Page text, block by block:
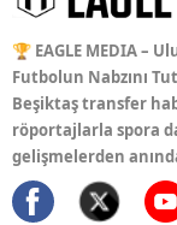
🏆 EAGLE MEDIA –
Futbolun Nabzını
Beşiktaş transfer
röportajlarla spora
gelişmelerden